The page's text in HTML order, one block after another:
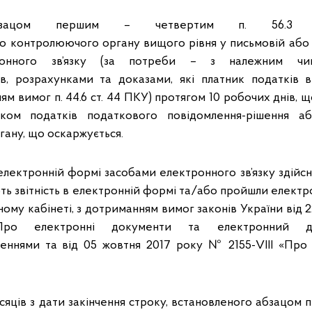
першим – четвертим п.
контролюючого органу вищого рівня у письмовій
зв’язку (за потреби – з належним
розрахунками та доказами, які платник податків
вимог п. 44.6 ст. 44 ПКУ) протягом 10 робочих днів,
податків податкового повідомлення-рішення
що оскаржується.
формі засобами електронного зв’язку
звітність в електронній формі та/або пройшли
кабінеті, з дотриманням вимог законів України від
документи та електронний
та від 05 жовтня 2017 року № 2155-VIII «Про
з дати закінчення строку, встановленого абзацом